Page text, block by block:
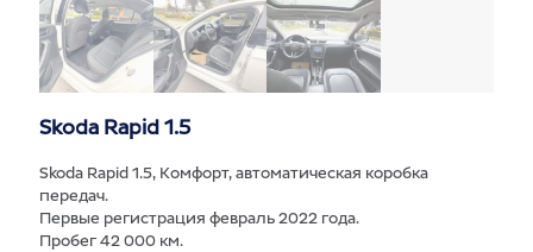
Skoda Rapid 1.5
Skoda Rapid 1.5, Комфорт, автоматическая коробка
передач.
Первые регистрация февраль 2022 года.
Пробег 42 000 км.